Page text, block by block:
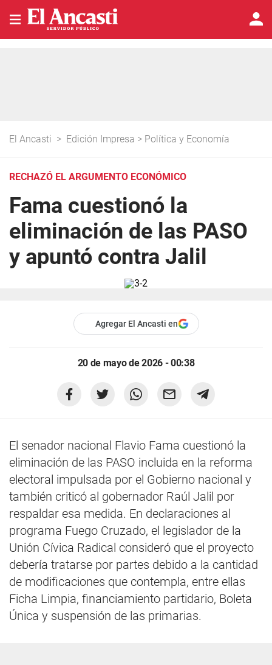
El Ancasti > Edición Impresa > Política y Economía
RECHAZÓ EL ARGUMENTO ECONÓMICO
Fama cuestionó la
eliminación de las PASO
y apuntó contra Jalil
Agregar El Ancasti en
20 de mayo de 2026 - 00:38
El senador nacional Flavio Fama cuestionó la
eliminación de las PASO incluida en la reforma
electoral impulsada por el Gobierno nacional y
también criticó al gobernador Raúl Jalil por
respaldar esa medida. En declaraciones al
programa Fuego Cruzado, el legislador de la
Unión Cívica Radical consideró que el proyecto
debería tratarse por partes debido a la cantidad
de modificaciones que contempla, entre ellas
Ficha Limpia, financiamiento partidario, Boleta
Única y suspensión de las primarias.